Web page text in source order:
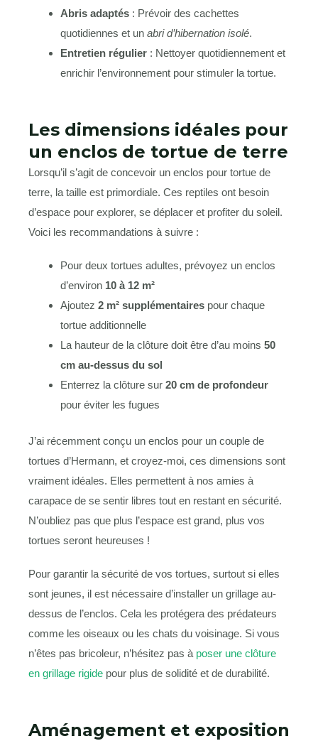
Abris adaptés : Prévoir des cachettes
quotidiennes et un abri d’hibernation isolé.
Entretien régulier : Nettoyer quotidiennement et
enrichir l’environnement pour stimuler la tortue.
Les dimensions idéales pour
un enclos de tortue de terre
Lorsqu’il s’agit de concevoir un enclos pour tortue de
terre, la taille est primordiale. Ces reptiles ont besoin
d’espace pour explorer, se déplacer et profiter du soleil.
Voici les recommandations à suivre :
Pour deux tortues adultes, prévoyez un enclos
d’environ 10 à 12 m²
Ajoutez 2 m² supplémentaires pour chaque
tortue additionnelle
La hauteur de la clôture doit être d’au moins 50
cm au-dessus du sol
Enterrez la clôture sur 20 cm de profondeur
pour éviter les fugues
J’ai récemment conçu un enclos pour un couple de
tortues d’Hermann, et croyez-moi, ces dimensions sont
vraiment idéales. Elles permettent à nos amies à
carapace de se sentir libres tout en restant en sécurité.
N’oubliez pas que plus l’espace est grand, plus vos
tortues seront heureuses !
Pour garantir la sécurité de vos tortues, surtout si elles
sont jeunes, il est nécessaire d’installer un grillage au-
dessus de l’enclos. Cela les protégera des prédateurs
comme les oiseaux ou les chats du voisinage. Si vous
n’êtes pas bricoleur, n’hésitez pas à poser une clôture
en grillage rigide pour plus de solidité et de durabilité.
Aménagement et exposition